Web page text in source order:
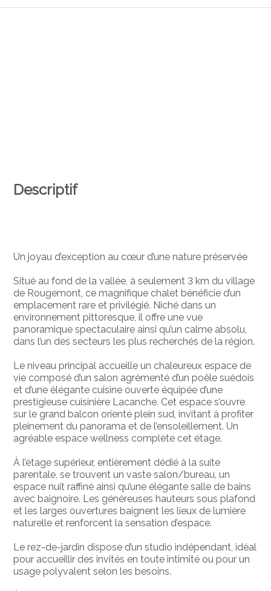
Descriptif
Un joyau d’exception au cœur d’une nature préservée
Situé au fond de la vallée, à seulement 3 km du village
de Rougemont, ce magnifique chalet bénéficie d’un
emplacement rare et privilégié. Niché dans un
environnement pittoresque, il offre une vue
panoramique spectaculaire ainsi qu’un calme absolu,
dans l’un des secteurs les plus recherchés de la région.
Le niveau principal accueille un chaleureux espace de
vie composé d’un salon agrémenté d’un poêle suédois
et d’une élégante cuisine ouverte équipée d’une
prestigieuse cuisinière Lacanche. Cet espace s’ouvre
sur le grand balcon orienté plein sud, invitant à profiter
pleinement du panorama et de l’ensoleillement. Un
agréable espace wellness complète cet étage.
À l’étage supérieur, entièrement dédié à la suite
parentale, se trouvent un vaste salon/bureau, un
espace nuit raffiné ainsi qu’une élégante salle de bains
avec baignoire. Les généreuses hauteurs sous plafond
et les larges ouvertures baignent les lieux de lumière
naturelle et renforcent la sensation d’espace.
Le rez-de-jardin dispose d’un studio indépendant, idéal
pour accueillir des invités en toute intimité ou pour un
usage polyvalent selon les besoins.